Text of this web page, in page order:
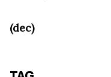
(dec)